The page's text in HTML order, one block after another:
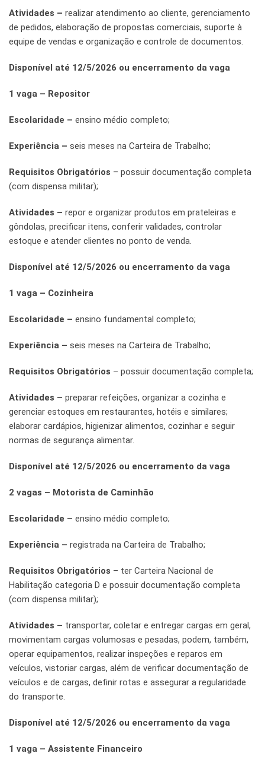
Atividades – realizar atendimento ao cliente, gerenciamento
de pedidos, elaboração de propostas comerciais, suporte à
equipe de vendas e organização e controle de documentos.
Disponível até 12/5/2026 ou encerramento da vaga
1 vaga – Repositor
Escolaridade – ensino médio completo;
Experiência – seis meses na Carteira de Trabalho;
Requisitos Obrigatórios – possuir documentação completa
(com dispensa militar);
Atividades – repor e organizar produtos em prateleiras e
gôndolas, precificar itens, conferir validades, controlar
estoque e atender clientes no ponto de venda.
Disponível até 12/5/2026 ou encerramento da vaga
1 vaga – Cozinheira
Escolaridade – ensino fundamental completo;
Experiência – seis meses na Carteira de Trabalho;
Requisitos Obrigatórios – possuir documentação completa;
Atividades – preparar refeições, organizar a cozinha e
gerenciar estoques em restaurantes, hotéis e similares;
elaborar cardápios, higienizar alimentos, cozinhar e seguir
normas de segurança alimentar.
Disponível até 12/5/2026 ou encerramento da vaga
2 vagas – Motorista de Caminhão
Escolaridade – ensino médio completo;
Experiência – registrada na Carteira de Trabalho;
Requisitos Obrigatórios – ter Carteira Nacional de
Habilitação categoria D e possuir documentação completa
(com dispensa militar);
Atividades – transportar, coletar e entregar cargas em geral,
movimentam cargas volumosas e pesadas, podem, também,
operar equipamentos, realizar inspeções e reparos em
veículos, vistoriar cargas, além de verificar documentação de
veículos e de cargas, definir rotas e assegurar a regularidade
do transporte.
Disponível até 12/5/2026 ou encerramento da vaga
1 vaga – Assistente Financeiro